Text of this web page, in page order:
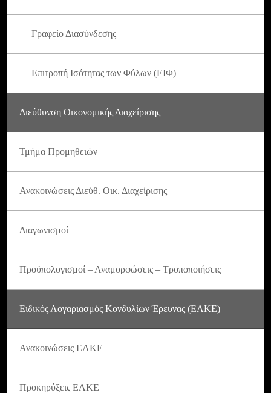
Γραφείο Διασύνδεσης
Επιτροπή Ισότητας των Φύλων (ΕΙΦ)
Διεύθυνση Οικονομικής Διαχείρισης
Τμήμα Προμηθειών
Ανακοινώσεις Διεύθ. Οικ. Διαχείρισης
Διαγωνισμοί
Προϋπολογισμοί – Αναμορφώσεις – Τροποποιήσεις
Ειδικός Λογαριασμός Κονδυλίων Έρευνας (ΕΛΚΕ)
Ανακοινώσεις ΕΛΚΕ
Προκηρύξεις ΕΛΚΕ